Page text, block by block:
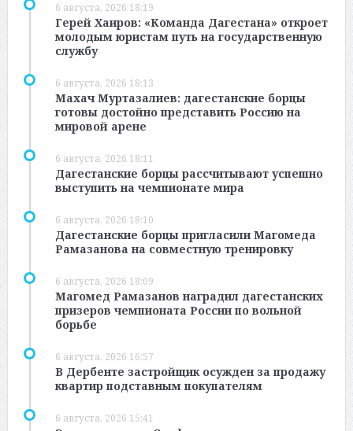
6 августа, 2026 18:19
Герей Хаиров: «Команда Дагестана» откроет
молодым юристам путь на государственную
службу
6 августа, 2026 18:13
Махач Муртазалиев: дагестанские борцы
готовы достойно представить Россию на
мировой арене
6 августа, 2026 18:11
Дагестанские борцы рассчитывают успешно
выступить на чемпионате мира
6 августа, 2026 18:10
Дагестанские борцы пригласили Магомеда
Рамазанова на совместную тренировку
6 августа, 2026 18:09
Магомед Рамазанов наградил дагестанских
призеров чемпионата России по вольной
борьбе
6 августа, 2026 16:57
В Дербенте застройщик осужден за продажу
квартир подставным покупателям
6 августа, 2026 15:41